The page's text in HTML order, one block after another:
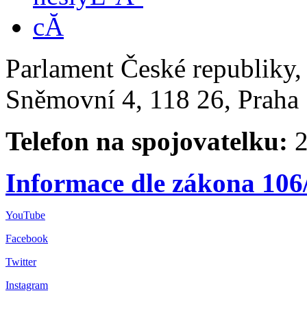
Parlament České
Sněmovní 4, 118 26,
Telefon na spojovatelku:
Informace dle zákona
YouTube
Facebook
Twitter
Instagram